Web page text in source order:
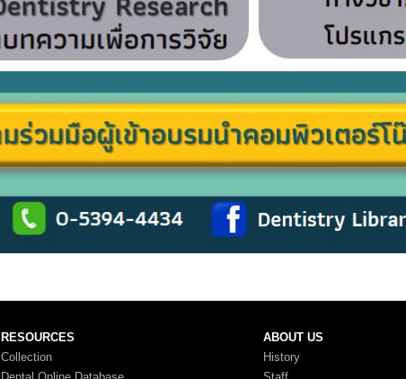
RESOURCES
Collection
ABOUT US
History